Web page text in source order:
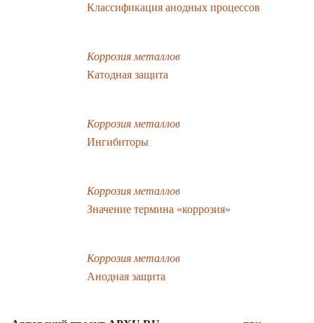
Классификация анодных процессов
Коррозия металлов
Катодная защита
Коррозия металлов
Ингибиторы
Коррозия металлов
Значение термина «коррозия»
Коррозия металлов
Анодная защита